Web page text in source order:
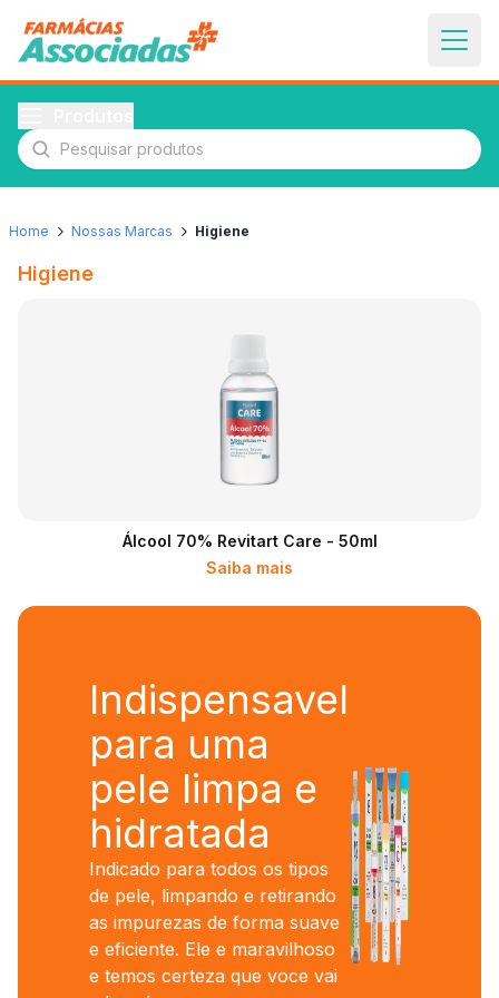
Pesquisar produtos
Home Nossas Marcas Higiene
Higiene
Álcool 70% Revitart Care - 50ml
Saiba mais
Indispensavel
para uma
pele limpa e
hidratada
Indicado para todos os tipos
de pele, limpando e retirando
as impurezas de forma suave
e eficiente. Ele e maravilhoso
e temos certeza que voce vai